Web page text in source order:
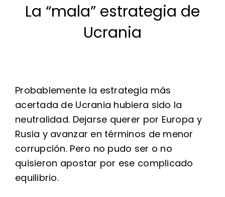
La “mala” estrategia de
Ucrania
Probablemente la estrategia más
acertada de Ucrania hubiera sido la
neutralidad. Dejarse querer por Europa y
Rusia y avanzar en términos de menor
corrupción. Pero no pudo ser o no
quisieron apostar por ese complicado
equilibrio.